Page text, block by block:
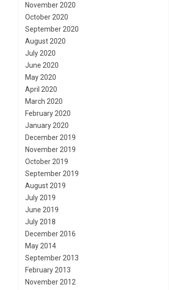
November 2020
October 2020
September 2020
August 2020
July 2020
June 2020
May 2020
April 2020
March 2020
February 2020
January 2020
December 2019
November 2019
October 2019
September 2019
August 2019
July 2019
June 2019
July 2018
December 2016
May 2014
September 2013
February 2013
November 2012